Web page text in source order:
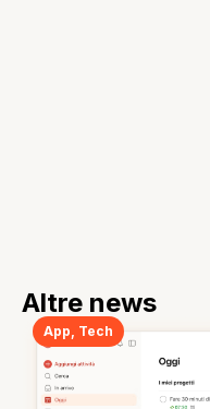
Altre news
App Tech